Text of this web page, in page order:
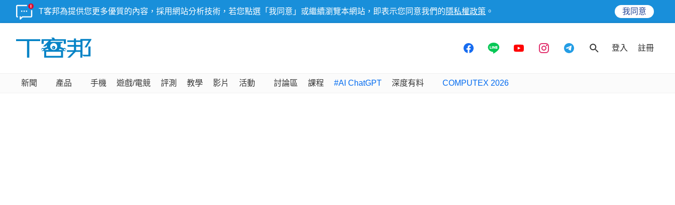
T客邦為提供您更多優質的內容，採用網站分析技術，若您點選「我同意」或繼續瀏覽本網站，即表示您同意我們的 隱私權政策 。 我同意
登入 註冊
新聞 產品 手機 遊戲/電競 評測 教學 影片 活動 討論區 課程 #AI ChatGPT 深度有料 COMPUTEX 2026